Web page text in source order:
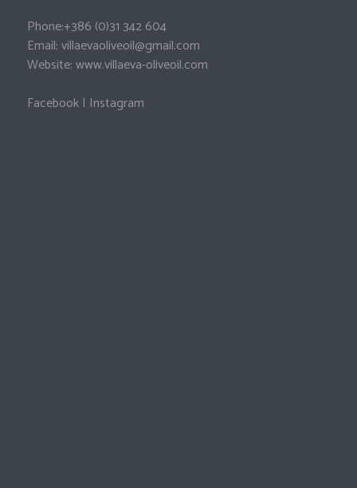
Phone:+386 (0)31 342 604
Email:villaevaoliveoil@gmail.com
Website:www.villaeva-oliveoil.com
Facebook| Instagram